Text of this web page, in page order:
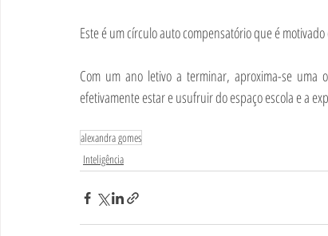
Este é um círculo auto compensatório que é
Com um ano letivo a terminar, aproxima-se
efetivamente estar e usufruir do espaço escola e a
alexandra gomes
Inteligência